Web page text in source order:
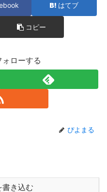
はてブ
コピー
ローする
ぴよまる
書き込む